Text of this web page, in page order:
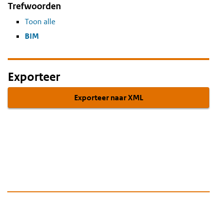
Trefwoorden
Toon alle
BIM
Exporteer
Exporteer naar XML